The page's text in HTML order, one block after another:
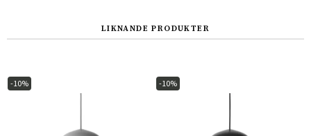
LIKNANDE PRODUKTER
-10% -10%